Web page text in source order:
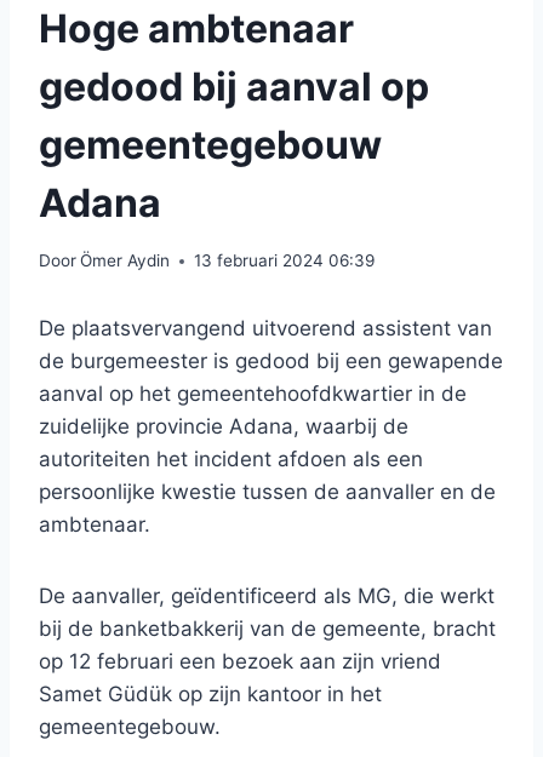
Hoge ambtenaar
gedood bij aanval op
gemeentegebouw
Adana
DoorÖmer Aydin 13 februari 2024 06:39
De plaatsvervangend uitvoerend assistent van
de burgemeester is gedood bij een gewapende
aanval op het gemeentehoofdkwartier in de
zuidelijke provincie Adana, waarbij de
autoriteiten het incident afdoen als een
persoonlijke kwestie tussen de aanvaller en de
ambtenaar.
De aanvaller, geïdentificeerd als MG, die werkt
bij de banketbakkerij van de gemeente, bracht
op 12 februari een bezoek aan zijn vriend
Samet Güdük op zijn kantoor in het
gemeentegebouw.